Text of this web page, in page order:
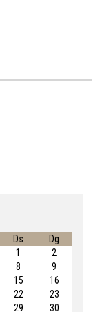
Ds
Dg
1
2
8
9
15
16
22
23
29 30